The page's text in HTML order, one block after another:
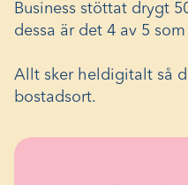
Business stöttat drygt
dessa är det 4 av 5
Allt sker heldigitalt så
bostadsort.